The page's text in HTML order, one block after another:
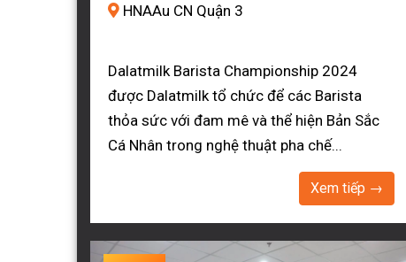
HNAAu CN Quận 3
Dalatmilk Barista Championship 2024
được Dalatmilk tổ chức để các Barista
thỏa sức với đam mê và thể hiện Bản Sắc
Cá Nhân trong nghệ thuật pha chế...
Xem tiếp →